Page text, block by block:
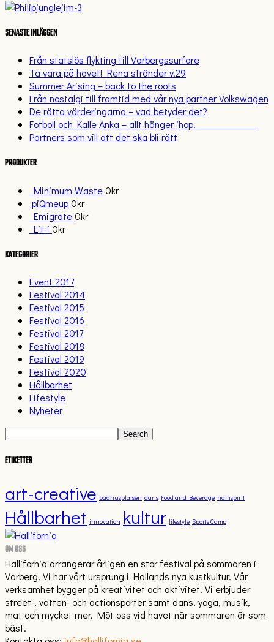
SENASTE INLÄGGEN
Från statslös flykting till Varbergssurfare
Ta vara på havet! Rena stränder v.29
Summer Arising – back to the roots
Från nostalgi till framtid med vår nya partner Volkswagen
De rätta värderingarna – vad betyder det?
Fotboll och Kalle Anka – allt hänger ihop.
Partners som vill att det ska bli rätt
PRODUKTER
Minimum Waste0kr
piQmeup0kr
Emigrate0kr
Lit-i 0kr
KATEGORIER
Event 2017
Festival 2014
Festival 2015
Festival 2016
Festival 2017
Festival 2018
Festival 2019
Festival 2020
Hållbarhet
Lifestyle
Nyheter
ETIKETTER
art-creative badhusplatsen dans Food and Beverage hallispirit
Hållbarhet innovation kultur lifestyle Sports Camp
OM OSS
Hallifornia arrangerar årligen en stor festival på sommaren i
Varberg. Vi har vårt ursprung i Hallands nya kustkultur. Vår
verksamhet bygger på kreativitet och aktivitet. Vi erbjuder
street-, vatten- och actionsporter samt dans, yoga, musik,
mat och mycket mer. Möt oss vid havet när sommaren är som
bäst.